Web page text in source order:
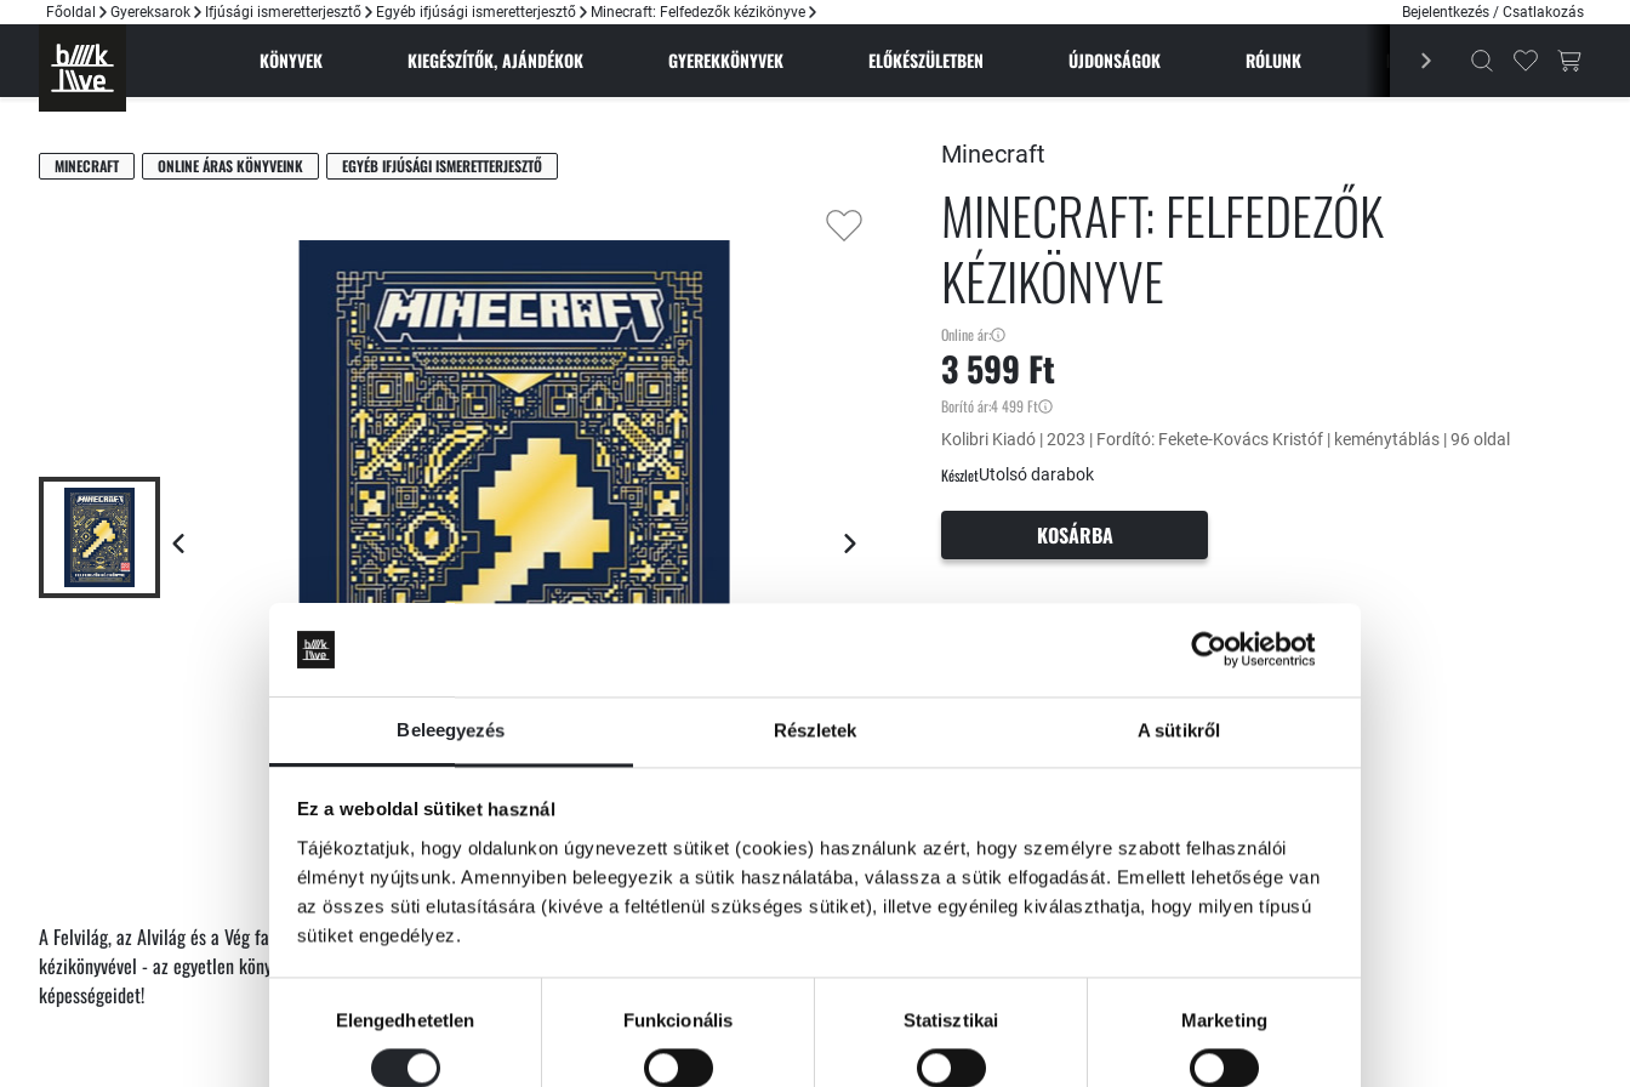
Beleegyezés Részletek A sütikről
Ez a weboldal sütiket használ
Tájékoztatjuk, hogy oldalunkon úgynevezett sütiket (cookies) használunk azért, hogy személyre szabott felhasználói
élményt nyújtsunk. Amennyiben beleegyezik a sütik használatába, válassza a sütik elfogadását. Emellett lehetősége van
az összes süti elutasítására (kivéve a feltétlenül szükséges sütiket), illetve egyénileg kiválaszthatja, hogy milyen típusú
sütiket engedélyez.
kiválasztásaElengedhetetlen Funkcionális Statisztikai Marketing
Főoldal Gyereksarok Ifjúsági ismeretterjesztő Egyéb ifjúsági ismeretterjesztő Minecraft: Felfedezők kézikönyve Bejelentkezés / Csatlakozás
KÖNYVEK KIEGÉSZÍTŐK, AJÁNDÉKOK GYEREKKÖNYVEK ELŐKÉSZÜLETBEN ÚJDONSÁGOK RÓLUNK BESTSELLEREK MAGAZIN
MINECRAFT ONLINE ÁRAS KÖNYVEINK EGYÉB IFJÚSÁGI ISMERETTERJESZTŐ
A Felvilág, az Alvilág és a Vég fantasztikus kalandokkal vár! Készülj fel az akcióra a Minecraft: Felfedezők
kézikönyvével - az egyetlen könyvvel, amelyre szükséged lesz, hogy magasabb szintre emeld felfedező
képességeidet!
Minecraft
MINECRAFT: FELFEDEZŐK
KÉZIKÖNYVE
Online ár:
3 599 Ft
Borító ár:4 499 Ft
Kolibri Kiadó | 2023 | Fordító: Fekete-Kovács Kristóf | keménytáblás | 96 oldal
KészletUtolsó darabok
KOSÁRBA